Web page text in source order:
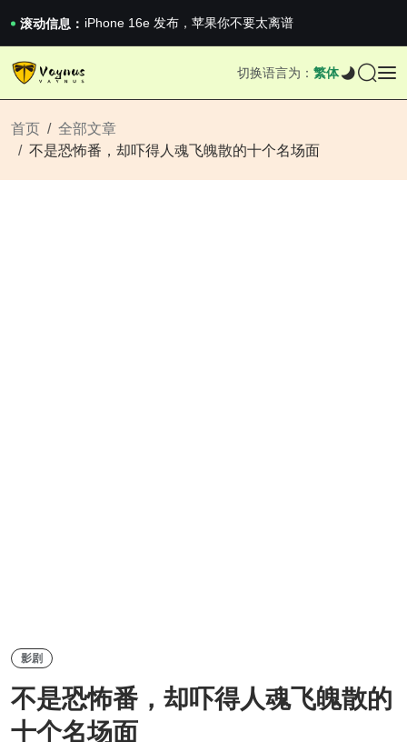
滚动信息： 2026澳网男单收官：全满贯对上全满亚，德约...
《巅峰守卫 Highguard》正式上线，官...
iPhone 16e 发布，苹果你不要太离谱
iPhone 16e 发布，苹果你不要太离谱
切换语言为： 繁体
首页
全部文章
不是恐怖番，却吓得人魂飞魄散的十个名场面
影剧
不是恐怖番，却吓得人魂飞魄散的
十个名场面